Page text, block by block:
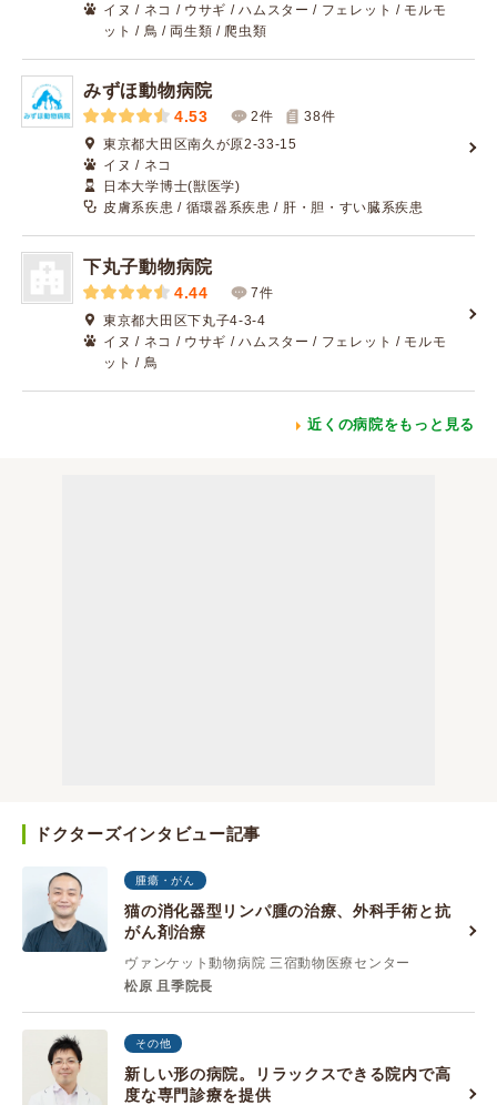
イヌ / ネコ / ウサギ / ハムスター / フェレット / モルモ
ット / 鳥 / 両生類 / 爬虫類
みずほ動物病院
4.53 2件 38件
東京都大田区南久が原2-33-15
イヌ / ネコ
日本大学博士(獣医学)
皮膚系疾患 / 循環器系疾患 / 肝・胆・すい臓系疾患
下丸子動物病院
4.44
7件
東京都大田区下丸子4-3-4
イヌ / ネコ / ウサギ / ハムスター / フェレット / モルモ
ット / 鳥
近くの病院をもっと見る
ドクターズインタビュー記事
腫瘍・がん
猫の消化器型リンパ腫の治療、外科手術と抗
がん剤治療
ヴァンケット動物病院 三宿動物医療センター
松原 且季院長
その他
新しい形の病院。リラックスできる院内で高
度な専門診療を提供